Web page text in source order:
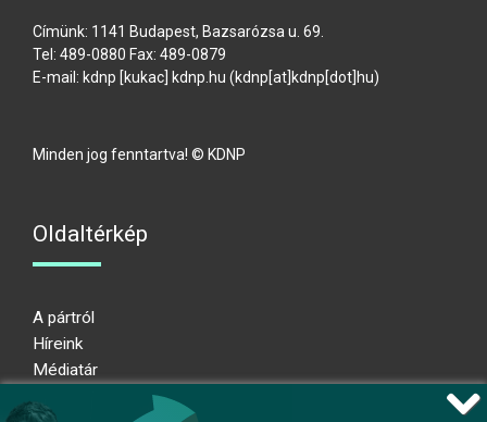
Címünk: 1141 Budapest, Bazsarózsa u. 69.
Tel: 489-0880 Fax: 489-0879
E-mail: kdnp [kukac] kdnp hu (kdnp[at]kdnp[dot]hu)
Minden jog fenntartva! © KDNP
Oldaltérkép
A pártról
Híreink
Médiatár